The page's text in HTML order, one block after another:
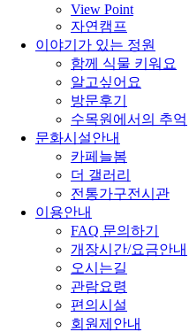
View Point
자연캠프
이야기가 있는 정원
함께 식물 키워요
알고싶어요
방문후기
수목원에서의 추억
문화시설안내
카페늘봄
더 갤러리
전통가구전시관
이용안내
FAQ 문의하기
개장시간/요금안내
오시는길
관람요령
편의시설
회원제안내